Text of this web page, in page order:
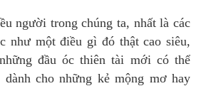
người trong chúng ta, nhất là các
như một điều gì đó thật cao siêu,
đầu óc thiên tài mới có thể
cho những kẻ mộng mơ hay